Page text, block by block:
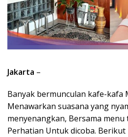
Jakarta –
Banyak bermunculan kafe-kafa
Menawarkan suasana yang
menyenangkan, Bersama
Perhatian Untuk dicoba. Berikut